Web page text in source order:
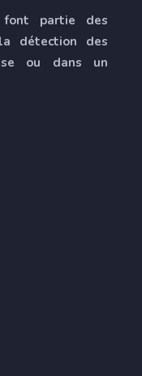
font partie des
détection des
ou dans un